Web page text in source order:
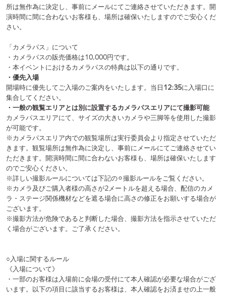
(b)アディショナルパスをご利用の場合
(c)家族エリアをご利用の場合
・当日のご入場は整理番号順です。整理番号券は当日
に行います。整理番号券を受け取る順序と整列時の順序は必ずしも一致
いたしません。また整理番号券は1人につき一枚となります。ご了承くだ
さい。
・お連れのお客様と一緒にご入場される場合には、整理番号の大きい方
のお客様に合わせてご入場いただきますようお願いいたします。
・入場待機列は12:15 から 12:40 に形成いたします。この時刻より前にお
並びいただくことや会場付近に滞留することはできません。
・12:40以降は整理番号券は失効いたします。12:40以降にご到着された
お客様は整理番号順にお並びのお客様のあとに一律先着順にお並びくだ
さい。
・入場待機列には、必ずご自身でお並びください。お荷物を置いての場
所取りやお連れ様の場所取りは一切禁止とさせていただきます。
・お客様同士でのトラブルに関しましては、実行委員会は一切関知いた
しません。
・1度の一般受付につき1枚のチケットを拝見いたします。
・入場時にドリンク代600円を頂戴いたします。できるだけお釣りの無
いようにご用意をお願いいたします。
・最終入場時刻は最終チームが始まる時刻(19:45予定)といたします。た
だしステージの進行状況により前後する場合がございます。
《再入場について》
・決勝戦開演中(17:00以降)にご退場された方は再入場はできません。
・退場口にて再入場用のリストバンドを配布しています。必ず退場され
・再入場の度にドリンク代600円をお支払いいただきます。予めご了承
ください。
⚪︎配信に関するルール